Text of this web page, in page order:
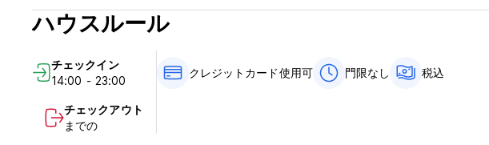
11:00前にチェックアウトしてください。
フロント営業時間は08:00～22:00です。チェックインは24時間可能です。
税金が含まれています。
朝食は含まれません - 1 名あたり 1 日あたり 80 UAH (2 ユーロ) から。
ハウスルール
チェックイン
14:00 - 23:00
チェックアウト
までの
クレジットカード使用可 門限なし 税込